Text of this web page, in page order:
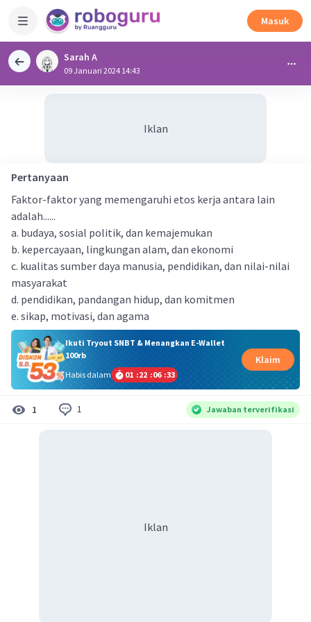
Masuk
Sarah A
09 Januari 2024 14:43
Iklan
Pertanyaan
Faktor-faktor yang memengaruhi etos kerja antara lain
adalah......
a. budaya, sosial politik, dan kemajemukan
b. kepercayaan, lingkungan alam, dan ekonomi
c. kualitas sumber daya manusia, pendidikan, dan nilai-nilai
masyarakat
d. pendidikan, pandangan hidup, dan komitmen
e. sikap, motivasi, dan agama
Ikuti Tryout SNBT & Menangkan E-Wallet
100rb
Habis dalam
01 :22 :06 :33
Klaim
1 1 Jawaban terverifikasi
Iklan